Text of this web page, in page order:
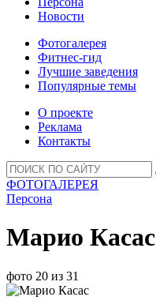
Новости
Фотогалерея
Фитнес-гид
Лучшие заведения
Популярные темы
О проекте
Реклама
Контакты
ФОТОГАЛЕРЕЯ
Персона
Марио Касас
фото 20 из 31